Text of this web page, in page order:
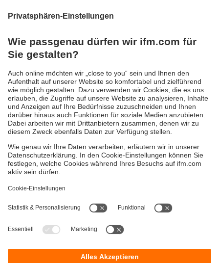
RFID: Die neue HF-Generation
Verbesserte RFID-IO-Link-Antennen
Gewährleistung
Kontakt
Standorte (EN)
AGB
Barrierefreiheit
Impressum
Datenschutz
ifm electronic gmbh
Gebäude E